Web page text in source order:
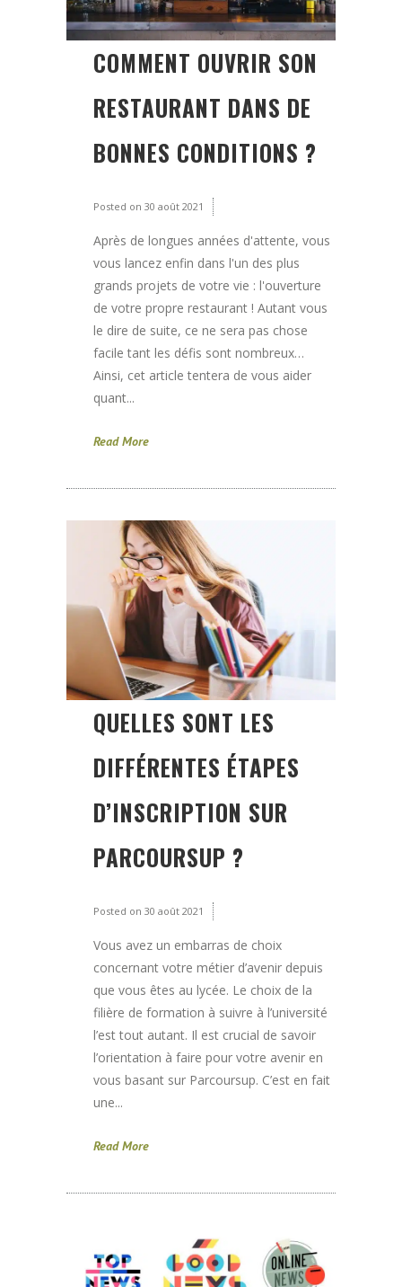
COMMENT OUVRIR SON
RESTAURANT DANS DE
BONNES CONDITIONS ?
Posted on 30 août 2021
Après de longues années d'attente, vous
vous lancez enfin dans l'un des plus
grands projets de votre vie : l'ouverture
de votre propre restaurant ! Autant vous
le dire de suite, ce ne sera pas chose
facile tant les défis sont nombreux…
Ainsi, cet article tentera de vous aider
quant...
Read More
QUELLES SONT LES
DIFFÉRENTES ÉTAPES
D’INSCRIPTION SUR
PARCOURSUP ?
Posted on 30 août 2021
Vous avez un embarras de choix
concernant votre métier d’avenir depuis
que vous êtes au lycée. Le choix de la
filière de formation à suivre à l’université
l’est tout autant. Il est crucial de savoir
l’orientation à faire pour votre avenir en
vous basant sur Parcoursup. C’est en fait
une...
Read More